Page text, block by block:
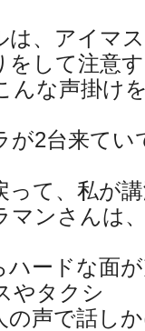
は、アイマ
をして注意す
んな声掛け
が2台来て
って、私が
マンさんは
ハードな面
やタクシ
の声で話し